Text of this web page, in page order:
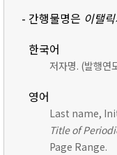
- 간행물명은 이탤
한국어
저자명. (발행연
영어
Last name,
Title of
Page Range.